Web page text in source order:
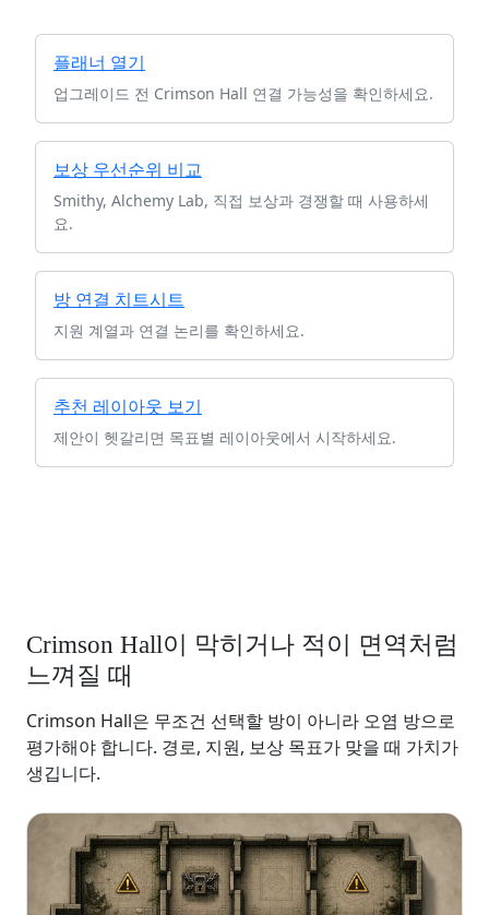
플래너 열기
업그레이드 전 Crimson Hall 연결 가능성을 확인하세요.
보상 우선순위 비교
Smithy, Alchemy Lab, 직접 보상과 경쟁할 때 사용하세
요.
방 연결 치트시트
지원 계열과 연결 논리를 확인하세요.
추천 레이아웃 보기
제안이 헷갈리면 목표별 레이아웃에서 시작하세요.
Crimson Hall이 막히거나 적이 면역처럼
느껴질 때
Crimson Hall은 무조건 선택할 방이 아니라 오염 방으로
평가해야 합니다. 경로, 지원, 보상 목표가 맞을 때 가치가
생깁니다.